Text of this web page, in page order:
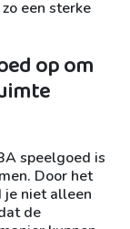
een sterke
op om
speelgoed is
Door het
je niet alleen
de